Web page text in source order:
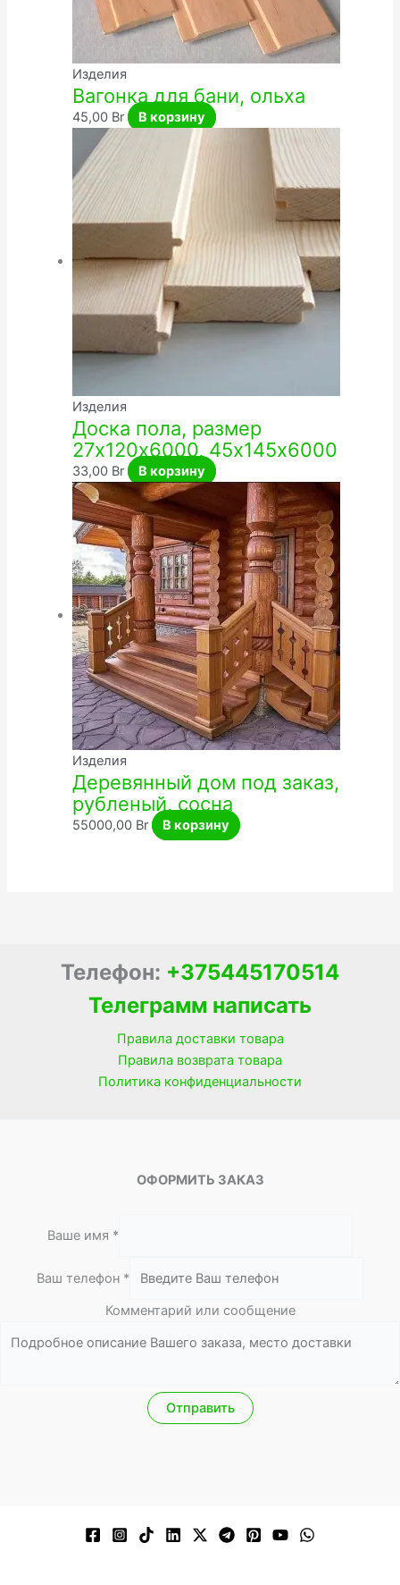
Изделия
Вагонка для бани, ольха
45,00 Br В корзину
Изделия
Доска пола, размер
27х120х6000, 45х145х6000
33,00 Br В корзину
Изделия
Деревянный дом под заказ,
рубленый, сосна
55000,00 Br В корзину
Телефон: +375445170514
Телеграмм написать
Правила доставки товара
Правила возврата товара
Политика конфиденциальности
ОФОРМИТЬ ЗАКАЗ
Ваше имя *
Ваш телефон *
и
а
ш
щ
е
Комментарий или сообщение
Отправить